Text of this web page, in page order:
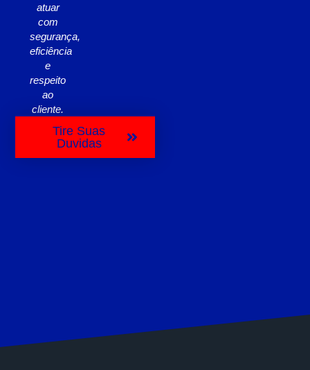
atuar
com
segurança,
eficiência
e
respeito
ao
cliente.
Tire Suas
Duvidas